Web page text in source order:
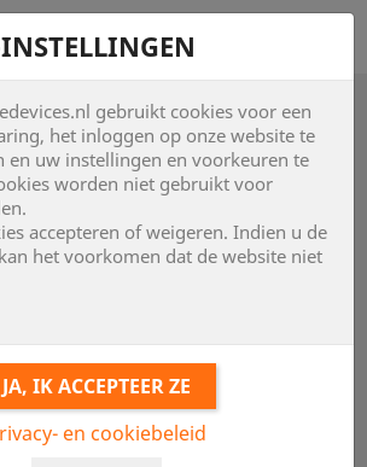
gebruikt cookies voor een
het inloggen op onze website te
en uw instellingen en voorkeuren te
worden niet gebruikt voor
accepteren of weigeren. Indien u de
het voorkomen dat de website niet
en cookiebeleid